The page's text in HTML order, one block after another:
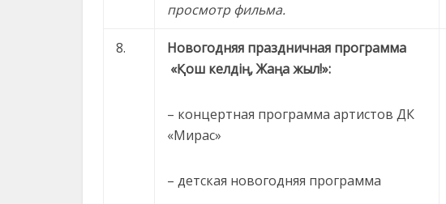
просмотр фильма.
8.
Новогодняя праздничная программа
«Қош келдің, Жаңа жыл!»:
– концертная программа артистов ДК
«Мирас»
– детская новогодняя программа